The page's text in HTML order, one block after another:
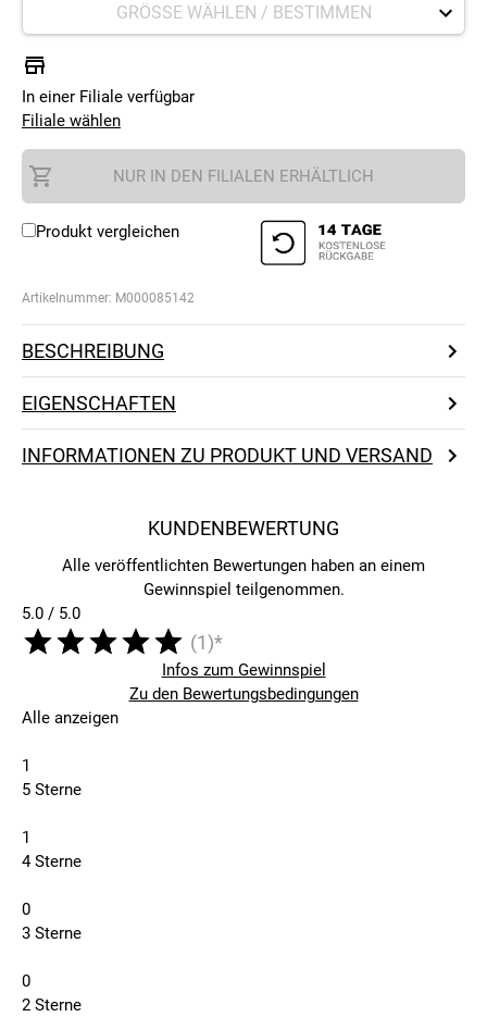
In einer Filiale verfügbar
Filiale wählen
NUR IN DEN FILIALEN ERHÄLTLICH
Produkt vergleichen
Artikelnummer: M000085142
BESCHREIBUNG
EIGENSCHAFTEN
INFORMATIONEN ZU PRODUKT UND VERSAND
KUNDENBEWERTUNG
Alle veröffentlichten Bewertungen haben an einem
Gewinnspiel teilgenommen.
5.0 / 5.0
(1)*
Infos zum Gewinnspiel
Zu den Bewertungsbedingungen
Alle anzeigen
1
5 Sterne
1
4 Sterne
0
3 Sterne
0
2 Sterne